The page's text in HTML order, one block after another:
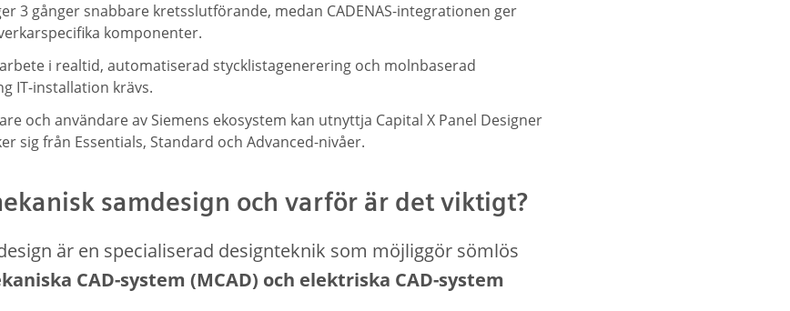
3 gånger snabbare kretsslutförande, medan CADENAS-integrationen ger
komponenter.
i realtid, automatiserad stycklistagenerering och molnbaserad
IT-installation krävs.
och användare av Siemens ekosystem kan utnyttja Capital X Panel Designer
sig från Essentials, Standard och Advanced-nivåer.
samdesign och varför är det viktigt?
är en specialiserad designteknik som möjliggör sömlös
CAD-system (MCAD) och elektriska CAD-system